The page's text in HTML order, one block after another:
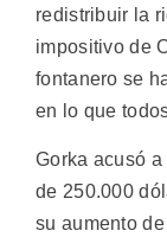
redistribuir la
impositivo de
fontanero se
en lo que
Gorka acusó
de 250.000
su aumento